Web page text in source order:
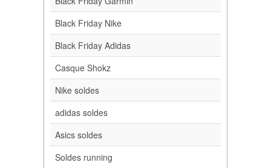
Black Friday Nike
Black Friday Adidas
Casque Shokz
Nike soldes
adidas soldes
Asics soldes
Soldes running